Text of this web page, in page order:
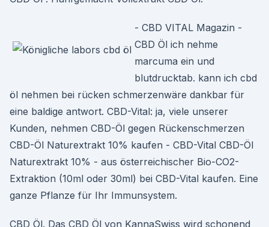
- CBD VITAL Magazin -
CBD Öl ich nehme
marcuma ein und
blutdrucktab. kann ich cbd
öl nehmen bei rücken schmerzenwäre dankbar für
eine baldige antwort. CBD-Vital: ja, viele unserer
Kunden, nehmen CBD-Öl gegen Rückenschmerzen
CBD-Öl Naturextrakt 10% kaufen - CBD-Vital CBD-Öl
Naturextrakt 10% - aus österreichischer Bio-CO2-
Extraktion (10ml oder 30ml) bei CBD-Vital kaufen. Eine
ganze Pflanze für Ihr Immunsystem.
CBD Öl. Das CBD Öl von KannaSwiss wird schonend